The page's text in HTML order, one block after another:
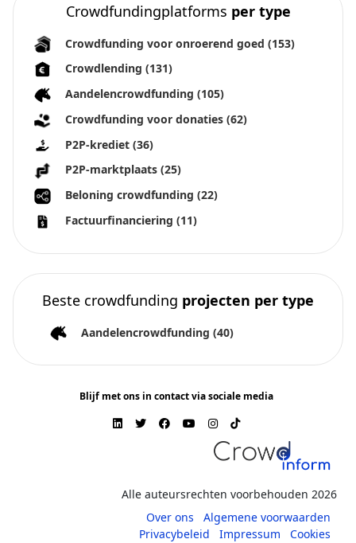
Crowdfundingplatforms per type
Crowdfunding voor onroerend goed (153)
Crowdlending (131)
Aandelencrowdfunding (105)
Crowdfunding voor donaties (62)
P2P-krediet (36)
P2P-marktplaats (25)
Beloning crowdfunding (22)
Factuurfinanciering (11)
Beste crowdfunding projecten per type
Aandelencrowdfunding (40)
Blijf met ons in contact via sociale media
Alle auteursrechten voorbehouden 2026
Over ons
Algemene voorwaarden
Privacybeleid
Impressum Cookies